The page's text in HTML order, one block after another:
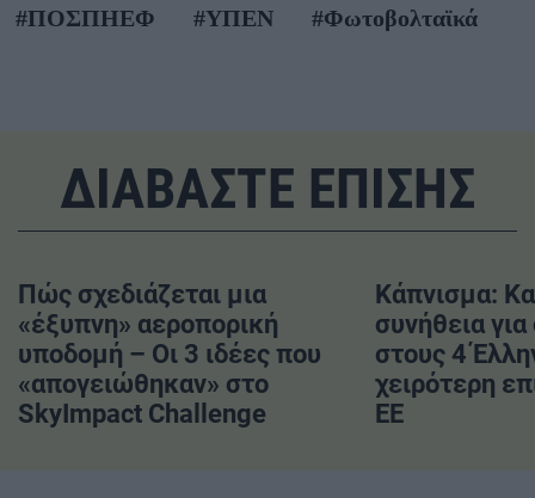
#ΠΟΣΠΗΕΦ #ΥΠΕΝ #Φωτοβολταϊκά
ΔΙΑΒΑΣΤΕ ΕΠΙΣΗΣ
Πώς σχεδιάζεται μια
«έξυπνη» αεροπορική
υποδομή – Οι 3 ιδέες που
«απογειώθηκαν» στο
SkyImpact Challenge
Κάπνισμα:
συνήθεια
στους 4
χειρότερη
ΕΕ